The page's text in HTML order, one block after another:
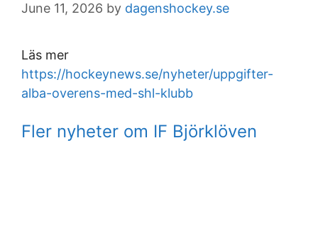
June 11, 2026 by dagenshockey.se
Läs mer
https://hockeynews.se/nyheter/uppgifter-
alba-overens-med-shl-klubb
Fler nyheter om IF Björklöven